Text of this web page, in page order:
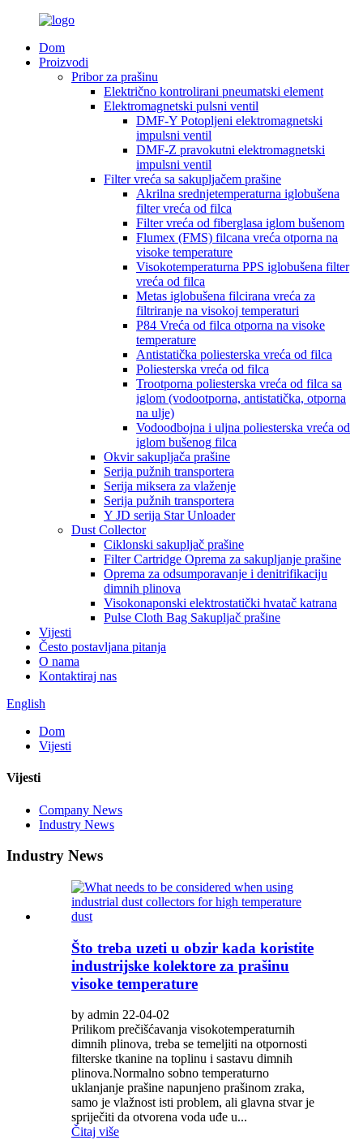
Dom
Proizvodi
Pribor za prašinu
Električno kontrolirani pneumatski element
Elektromagnetski pulsni ventil
DMF-Y Potopljeni elektromagnetski
impulsni ventil
DMF-Z pravokutni elektromagnetski
impulsni ventil
Filter vreća sa sakupljačem prašine
Akrilna srednjetemperaturna iglobušena
filter vreća od filca
Filter vreća od fiberglasa iglom bušenom
Flumex (FMS) filcana vreća otporna na
visoke temperature
Visokotemperaturna PPS iglobušena filter
vreća od filca
Metas iglobušena filcirana vreća za
filtriranje na visokoj temperaturi
P84 Vreća od filca otporna na visoke
temperature
Antistatička poliesterska vreća od filca
Poliesterska vreća od filca
Trootporna poliesterska vreća od filca sa
iglom (vodootporna, antistatička, otporna
na ulje)
Vodoodbojna i uljna poliesterska vreća od
iglom bušenog filca
Okvir sakupljača prašine
Serija pužnih transportera
Serija miksera za vlaženje
Serija pužnih transportera
Y JD serija Star Unloader
Dust Collector
Ciklonski sakupljač prašine
Filter Cartridge Oprema za sakupljanje prašine
Oprema za odsumporavanje i denitrifikaciju
dimnih plinova
Visokonaponski elektrostatički hvatač katrana
Pulse Cloth Bag Sakupljač prašine
Vijesti
Često postavljana pitanja
O nama
Kontaktiraj nas
English
Dom
Vijesti
Vijesti
Company News
Industry News
Industry News
Što treba uzeti u obzir kada koristite
industrijske kolektore za prašinu
visoke temperature
by admin 22-04-02
Prilikom prečišćavanja visokotemperaturnih
dimnih plinova, treba se temeljiti na otpornosti
filterske tkanine na toplinu i sastavu dimnih
plinova.Normalno sobno temperaturno
uklanjanje prašine napunjeno prašinom zraka,
samo je vlažnost isti problem, ali glavna stvar je
spriječiti da otvorena voda uđe u...
Čitaj više